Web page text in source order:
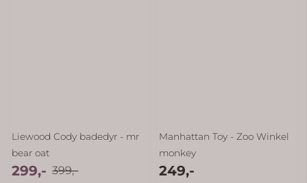
Liewood Cody badedyr - mr
bear oat
299,- 399,-
Manhattan Toy - Zoo Winkel
monkey
249,-